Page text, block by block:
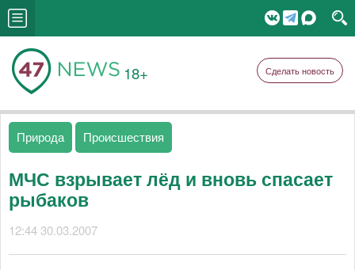
18+ Сделать новость
Природа Происшествия
МЧС взрывает лёд и вновь спасает
рыбаков
12:44 30.03.2007